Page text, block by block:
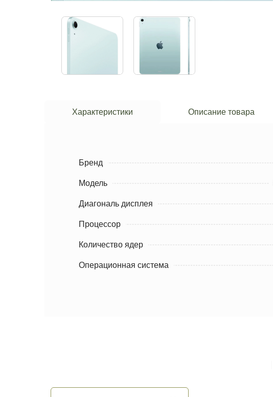
Характеристики Описание товара
Бренд
Модель
Диагональ дисплея
Процессор
Количество ядер
Операционная система